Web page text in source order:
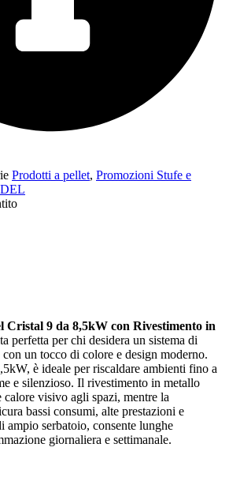
Prodotti a pellet, Promozioni Stufe e
Cristal 9 da 8,5kW con Rivestimento in
perfetta per chi desidera un sistema di
un tocco di colore e design moderno.
è ideale per riscaldare ambienti fino a
e silenzioso. Il rivestimento in metallo
calore visivo agli spazi, mentre la
bassi consumi, alte prestazioni e
ampio serbatoio, consente lunghe
giornaliera e settimanale.